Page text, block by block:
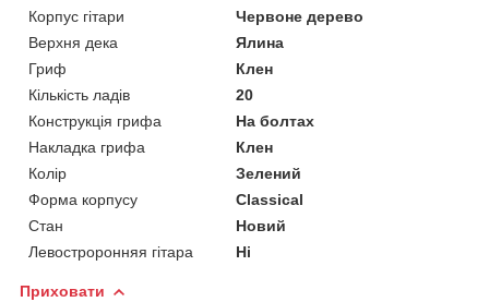
Корпус гітари
Червоне дерево
Верхня дека
Ялина
Гриф
Клен
Кількість ладів
20
Конструкція грифа
На болтах
Накладка грифа
Клен
Колір
Зелений
Форма корпусу
Classical
Стан
Новий
Левостроронняя гітара
Ні
Приховати